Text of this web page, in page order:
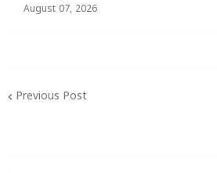
August 07, 2026
Previous Post